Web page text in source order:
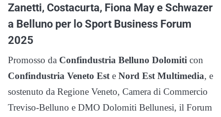
Zanetti, Costacurta, Fiona May e Schwazer
a Belluno per lo Sport Business Forum
2025
Promosso da Confindustria Belluno Dolomiti con
Confindustria Veneto Est e Nord Est Multimedia, e
sostenuto da Regione Veneto, Camera di Commercio
Treviso-Belluno e DMO Dolomiti Bellunesi, il Forum